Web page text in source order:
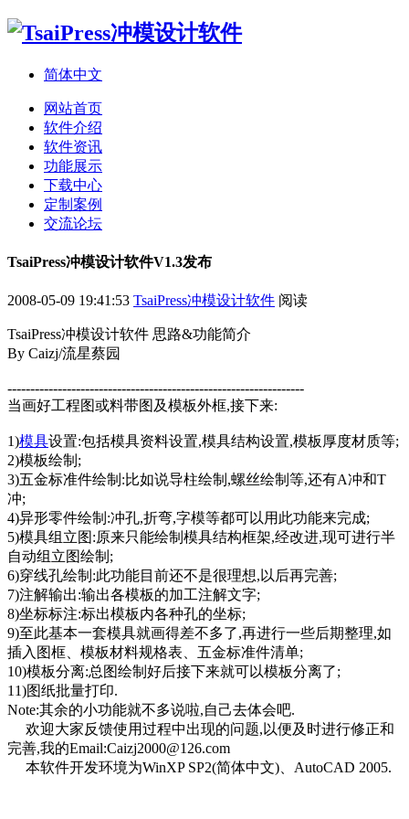
简体中文
网站首页
软件介绍
软件资讯
功能展示
下载中心
定制案例
交流论坛
TsaiPress冲模设计软件V1.3发布
2008-05-09 19:41:53 TsaiPress冲模设计软件 阅读
TsaiPress冲模设计软件 思路&功能简介
By Caizj/流星蔡园
-----------------------------------------------------------------
当画好工程图或料带图及模板外框,接下来:
1)模具设置:包括模具资料设置,模具结构设置,模板厚度材质等;
2)模板绘制;
3)五金标准件绘制:比如说导柱绘制,螺丝绘制等,还有A冲和T
冲;
4)异形零件绘制:冲孔,折弯,字模等都可以用此功能来完成;
5)模具组立图:原来只能绘制模具结构框架,经改进,现可进行半
自动组立图绘制;
6)穿线孔绘制:此功能目前还不是很理想,以后再完善;
7)注解输出:输出各模板的加工注解文字;
8)坐标标注:标出模板内各种孔的坐标;
9)至此基本一套模具就画得差不多了,再进行一些后期整理,如
插入图框、模板材料规格表、五金标准件清单;
10)模板分离:总图绘制好后接下来就可以模板分离了;
11)图纸批量打印.
Note:其余的小功能就不多说啦,自己去体会吧.
欢迎大家反馈使用过程中出现的问题,以便及时进行修正和
完善,我的Email:Caizj2000@126.com
本软件开发环境为WinXP SP2(简体中文)、AutoCAD 2005.